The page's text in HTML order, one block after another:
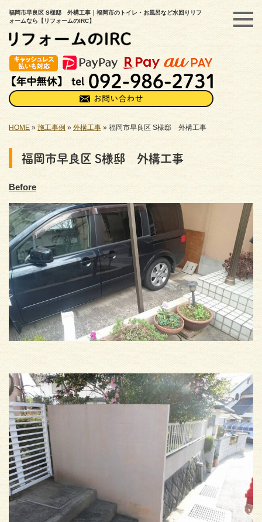
福岡市早良区 S様邸 外構工事｜福岡市のトイレ・お風呂など水回りリフ
ォームなら【リフォームのIRC】
HOME » 施工事例 » 外構工事 » 福岡市早良区 S様邸 外構工事
福岡市早良区 S様邸 外構工事
Before